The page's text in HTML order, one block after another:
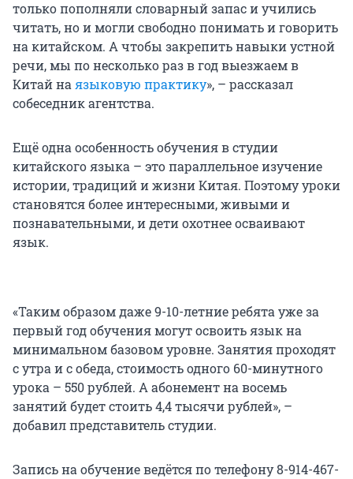
только пополняли словарный запас и учились
читать, но и могли свободно понимать и говорить
на китайском. А чтобы закрепить навыки устной
речи, мы по несколько раз в год выезжаем в
Китай на языковую практику», – рассказал
собеседник агентства.
Ещё одна особенность обучения в студии
китайского языка – это параллельное изучение
истории, традиций и жизни Китая. Поэтому уроки
становятся более интересными, живыми и
познавательными, и дети охотнее осваивают
язык.
«Таким образом даже 9-10-летние ребята уже за
первый год обучения могут освоить язык на
минимальном базовом уровне. Занятия проходят
с утра и с обеда, стоимость одного 60-минутного
урока – 550 рублей. А абонемент на восемь
занятий будет стоить 4,4 тысячи рублей», –
добавил представитель студии.
Запись на обучение ведётся по телефону 8-914-467-